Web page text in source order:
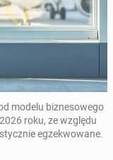
modelu biznesowego
roku, ze względu
egzekwowane.